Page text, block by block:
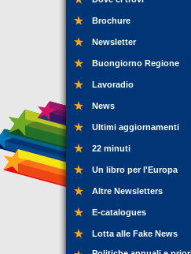
Brochure
Newsletter
Buongiorno Regione
Lavoradio
News
Ultimi aggiornamenti
22 minuti
Un libro per l'Europa
Altre Newsletters
E-catalogues
Lotta alle Fake News